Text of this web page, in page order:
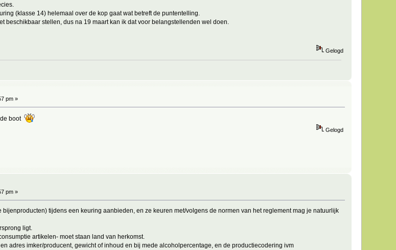
(klasse 14) helemaal over de kop gaat wat betreft de puntentelling.
beschikbaar stellen, dus na 19 maart kan ik dat voor belangstellenden wel doen.
Gelogd
pm »
boot
Gelogd
pm »
tijdens een keuring aanbieden, en ze keuren met/volgens de normen van het reglement mag je natuurlijk
ligt.
artikelen- moet staan land van herkomst.
adres imker/producent, gewicht of inhoud en bij mede alcoholpercentage, en de productiecodering ivm